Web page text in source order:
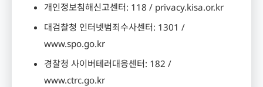
개인정보침해신고센터: 118 / privacy.kisa.or.kr
대검찰청 인터넷범죄수사센터: 1301 /
www.spo.go.kr
경찰청 사이버테러대응센터: 182 /
www.ctrc.go.kr